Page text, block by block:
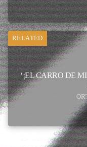
RELATED
‘¡EL CARRO DE